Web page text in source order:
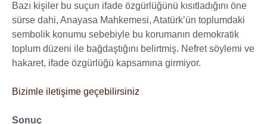
Bazı kişiler bu suçun ifade özgürlüğünü kısıtladığını öne
sürse dahi, Anayasa Mahkemesi, Atatürk’ün toplumdaki
sembolik konumu sebebiyle bu korumanın demokratik
toplum düzeni ile bağdaştığını belirtmiş. Nefret söylemi ve
hakaret, ifade özgürlüğü kapsamına girmiyor.
Bizimle iletişime geçebilirsiniz
Sonuç